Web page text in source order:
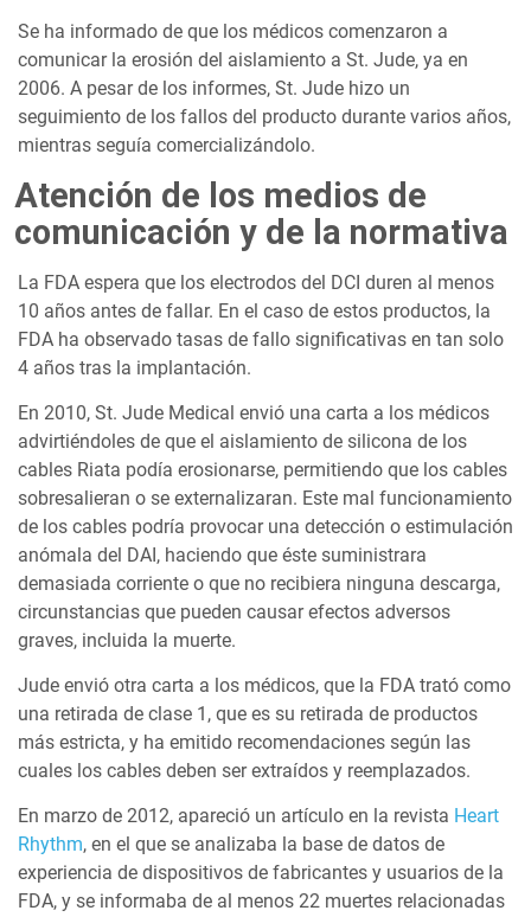
Se ha informado de que los médicos comenzaron a
comunicar la erosión del aislamiento a St. Jude, ya en
2006. A pesar de los informes, St. Jude hizo un
seguimiento de los fallos del producto durante varios años,
mientras seguía comercializándolo.
Atención de los medios de
comunicación y de la normativa
La FDA espera que los electrodos del DCI duren al menos
10 años antes de fallar. En el caso de estos productos, la
FDA ha observado tasas de fallo significativas en tan solo
4 años tras la implantación.
En 2010, St. Jude Medical envió una carta a los médicos
advirtiéndoles de que el aislamiento de silicona de los
cables Riata podía erosionarse, permitiendo que los cables
sobresalieran o se externalizaran. Este mal funcionamiento
de los cables podría provocar una detección o estimulación
anómala del DAI, haciendo que éste suministrara
demasiada corriente o que no recibiera ninguna descarga,
circunstancias que pueden causar efectos adversos
graves, incluida la muerte.
Jude envió otra carta a los médicos, que la FDA trató como
una retirada de clase 1, que es su retirada de productos
más estricta, y ha emitido recomendaciones según las
cuales los cables deben ser extraídos y reemplazados.
En marzo de 2012, apareció un artículo en la revista Heart
Rhythm, en el que se analizaba la base de datos de
experiencia de dispositivos de fabricantes y usuarios de la
FDA, y se informaba de al menos 22 muertes relacionadas